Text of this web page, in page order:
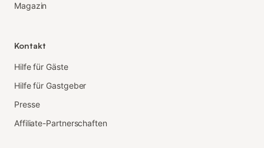
Magazin
Kontakt
Hilfe für Gäste
Hilfe für Gastgeber
Presse
Affiliate-Partnerschaften